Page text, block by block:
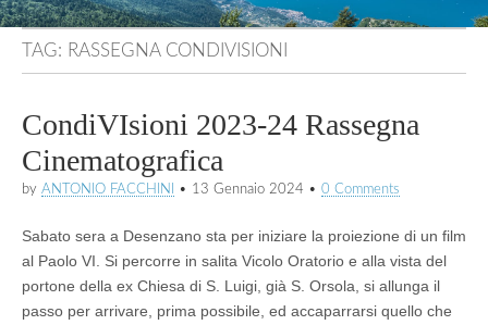
TAG: RASSEGNA CONDIVISIONI
CondiVIsioni 2023-24 Rassegna
Cinematografica
by ANTONIO FACCHINI • 13 Gennaio 2024 • 0 Comments
Sabato sera a Desenzano sta per iniziare la proiezione di un film
al Paolo VI. Si percorre in salita Vicolo Oratorio e alla vista del
portone della ex Chiesa di S. Luigi, già S. Orsola, si allunga il
passo per arrivare, prima possibile, ed accaparrarsi quello che